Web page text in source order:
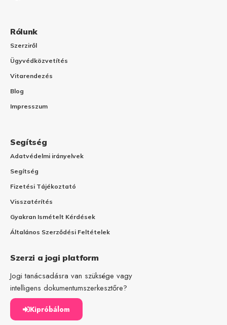
Rólunk
Szerziről
Ügyvédközvetítés
Vitarendezés
Blog
Impresszum
Segítség
Adatvédelmi irányelvek
Segítség
Fizetési Tájékoztató
Visszatérítés
Gyakran Ismételt Kérdések
Általános Szerződési Feltételek
Szerzi a jogi platform
Jogi tanácsadásra van szüksége vagy
intelligens dokumentumszerkesztőre?
Kipróbálom